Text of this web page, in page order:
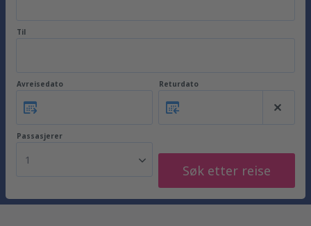
Til
Avreisedato Returdato
Passasjerer
1
Søk etter reise